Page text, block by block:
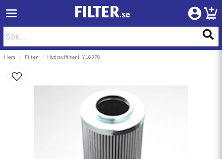
Hem Filter Hydraulfilter HY18378